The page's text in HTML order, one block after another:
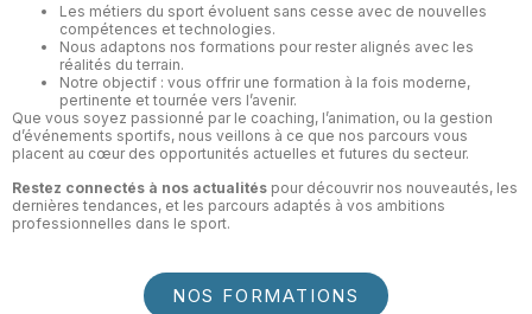
Les métiers du sport évoluent sans cesse avec de nouvelles
compétences et technologies.
Nous adaptons nos formations pour rester alignés avec les
réalités du terrain.
Notre objectif : vous offrir une formation à la fois moderne,
pertinente et tournée vers l’avenir.
Que vous soyez passionné par le coaching, l’animation, ou la gestion
d’événements sportifs, nous veillons à ce que nos parcours vous
placent au cœur des opportunités actuelles et futures du secteur.
Restez connectés à nos actualités pour découvrir nos nouveautés, les
dernières tendances, et les parcours adaptés à vos ambitions
professionnelles dans le sport.
NOS FORMATIONS